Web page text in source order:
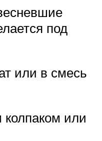
под
или в смесь
или